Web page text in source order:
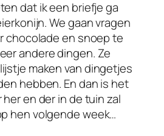
dat ik een briefje ga
We gaan vragen
chocolade en snoep te
andere dingen. Ze
maken van dingetjes
hebben. En dan is het
en der in de tuin zal
hen volgende week…